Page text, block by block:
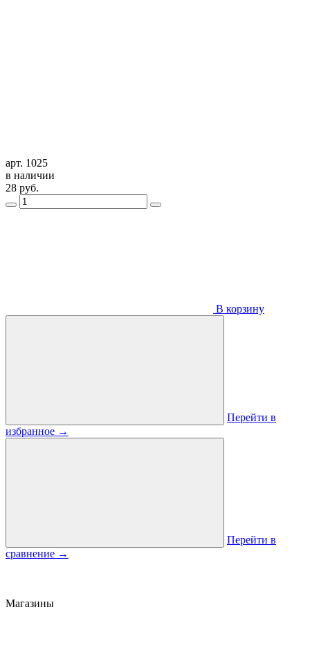
арт. 1025
в наличии
28 руб.
В корзину
Перейти в
избранное →
Перейти в
сравнение →
Магазины